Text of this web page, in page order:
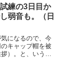
フジカワです。
...
練の3日目か
弱音も。（日
になるので、今
キャップ帽を被
）。と、いうわ